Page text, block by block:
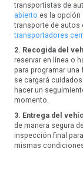
transportistas de
abierto es la opción
transporte de autos
transportadores
2. Recogida del
reservar en línea o
para programar una
se cargará
hacer un
momento.
3. Entrega del
de manera segura
inspección final
mismas